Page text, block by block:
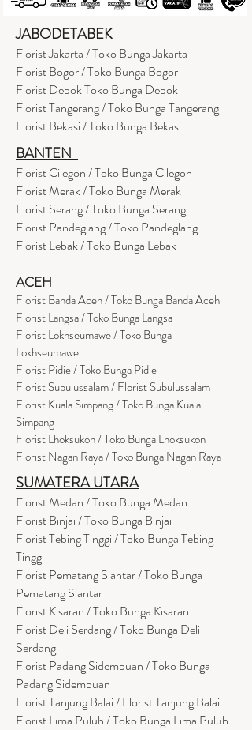
JABODETABEK
Florist Jakarta / Toko Bunga Jakarta
Florist Bogor / Toko Bunga Bogor
Florist Depok Toko Bunga Depok
Florist Tangerang / Toko Bunga Tangerang
Florist Bekasi / Toko Bunga Bekasi
BANTEN
Florist Cilegon / Toko Bunga Cilegon
Florist Merak / Toko Bunga Merak
Florist Serang / Toko Bunga Serang
Florist Pandeglang / Toko Pandeglang
Florist Lebak / Toko Bunga Lebak
ACEH
Florist Banda Aceh / Toko Bunga Banda Aceh
Florist Langsa / Toko Bunga Langsa
Florist Lokhseumawe / Toko Bunga
Lokhseumawe
Florist Pidie / Toko Bunga Pidie
Florist Subulussalam / Florist Subulussalam
Florist Kuala Simpang / Toko Bunga Kuala
Simpang
Florist Lhoksukon / Toko Bunga Lhoksukon
Florist Nagan Raya / Toko Bunga Nagan Raya
SUMATERA UTARA
Florist Medan / Toko Bunga Medan
Florist Binjai / Toko Bunga Binjai
Florist Tebing Tinggi / Toko Bunga Tebing
Tinggi
Florist Pematang Siantar / Toko Bunga
Pematang Siantar
Florist Kisaran / Toko Bunga Kisaran
Florist Deli Serdang / Toko Bunga Deli
Serdang
Florist Padang Sidempuan / Toko Bunga
Padang Sidempuan
Florist Tanjung Balai / Florist Tanjung Balai
Florist Lima Puluh / Toko Bunga Lima Puluh